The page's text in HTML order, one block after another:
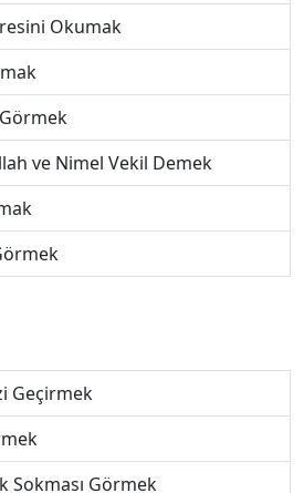
Okumak
ve Nimel Vekil Demek
Geçirmek
Sokması Görmek